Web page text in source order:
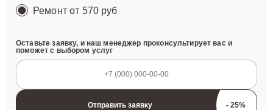
Ремонтот 570 руб
Оставьте заявку, и наш менеджер проконсультирует вас и
поможет с выбором услуг
Отправить заявку